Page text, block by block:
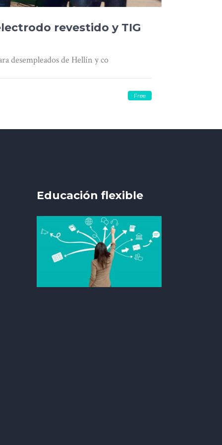
revestido y TIG
desempleados de Hellín y co
Free
Educación flexible